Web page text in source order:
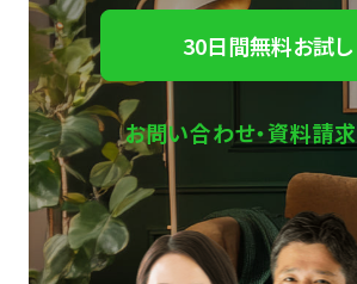
30日間無料お試し
お問い合わせ・資料請求